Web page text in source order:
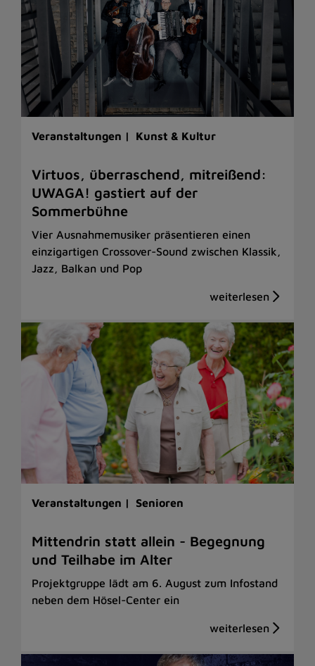
Veranstaltungen | Kunst & Kultur
Virtuos, überraschend, mitreißend:
UWAGA! gastiert auf der
Sommerbühne
Vier Ausnahmemusiker präsentieren einen
einzigartigen Crossover-Sound zwischen Klassik,
Jazz, Balkan und Pop
Veranstaltungen | Senioren
Mittendrin statt allein - Begegnung
und Teilhabe im Alter
Projektgruppe lädt am 6. August zum Infostand
neben dem Hösel-Center ein